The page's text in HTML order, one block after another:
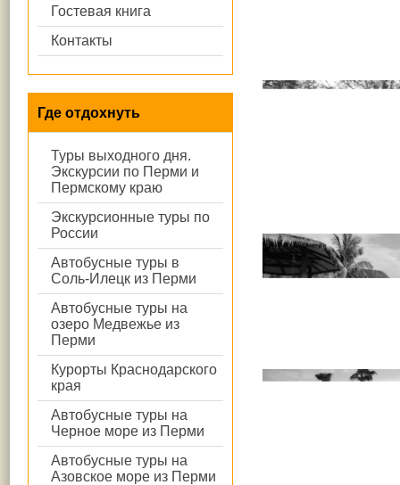
Гостевая книга
Контакты
Где отдохнуть
Туры выходного дня.
Экскурсии по Перми и
Пермскому краю
Экскурсионные туры по
России
Автобусные туры в
Соль-Илецк из Перми
Автобусные туры на
озеро Медвежье из
Перми
Курорты Краснодарского
края
Автобусные туры на
Черное море из Перми
Автобусные туры на
Азовское море из Перми